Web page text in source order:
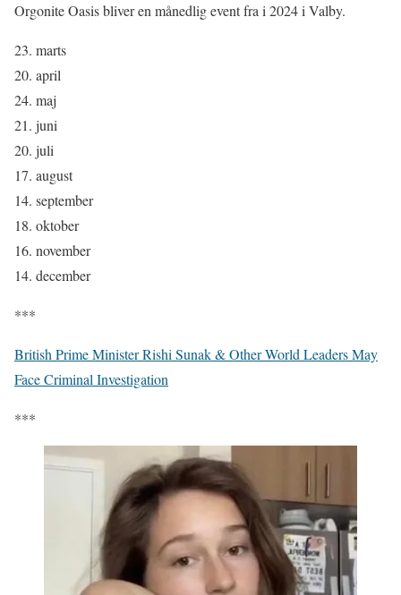
Orgonite Oasis bliver en månedlig eventfra i 2024 i Valby.
23. marts
20. april
24. maj
21. juni
20. juli
17. august
14. september
18. oktober
16. november
14. december
***
British Prime Minister Rishi Sunak & Other World Leaders May
Face Criminal Investigation
***